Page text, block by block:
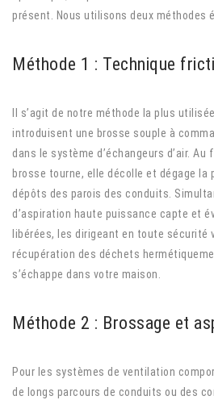
présent. Nous utilisons deux méthodes
Méthode 1 : Technique
Il s’agit de notre méthode la plus
introduisent une brosse souple à
dans le système d’échangeurs d’air. Au
brosse tourne, elle décolle et dégage la
dépôts des parois des conduits.
d’aspiration haute puissance capte et
libérées, les dirigeant en toute sécurité
récupération des déchets
s’échappe dans votre maison.
Méthode 2 : Brossage et
Pour les systèmes de ventilation
de longs parcours de conduits ou des